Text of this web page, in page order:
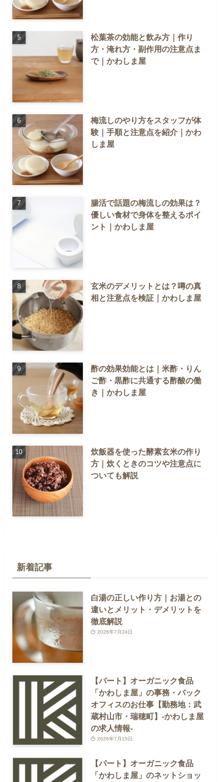
松葉茶の効能と飲み方｜作り
方・淹れ方・副作用の注意点ま
で｜かわしま屋
梅流しのやり方をスタッフが体
験｜手順と注意点を紹介｜かわ
しま屋
腸活で話題の梅流しの効果は？
優しい食材で身体を整えるポイ
ント｜かわしま屋
玄米のデメリットとは？噂の真
相と注意点を検証｜かわしま屋
酢の効果効能とは｜米酢・りん
ご酢・黒酢に共通する酢酸の働
き｜かわしま屋
炊飯器を使った酵素玄米の作り
方｜炊くときのコツや注意点に
ついても解説
新着記事
白湯の正しい作り方｜お湯との
違いとメリット・デメリットを
徹底解説
2026年7月24日
【パート】オーガニック食品
「かわしま屋」の事務・バック
オフィスのお仕事【勤務地：武
蔵村山市・瑞穂町】-かわしま屋
の求人情報-
2026年7月15日
【パート】オーガニック食品
「かわしま屋」のネットショッ